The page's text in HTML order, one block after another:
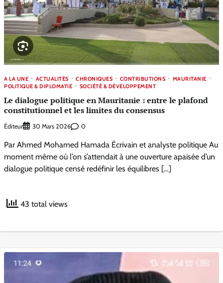
A LA UNE ACTUALITÉS CHRONIQUES CONTRIBUTIONS
MAURITANIE
POLITIQUE & DIPLOMATIE
SOCIÉTÉ & DÉVELOPPEMENT
Le dialogue politique en Mauritanie : entre le plafond
constitutionnel et les limites du consensus
Éditeur 30 Mars 2026 0
Par Ahmed Mohamed Hamada Écrivain et analyste politique Au
moment même où l’on s’attendait à une ouverture apaisée d’un
dialogue politique censé redéfinir les équilibres […]
43 total views